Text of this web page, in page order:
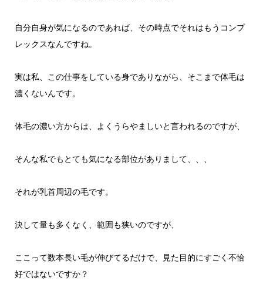
自分自身が気になるのであれば、その時点でそれはもうコンプ
レックスなんですね。
実は私、この仕事をしている身でありながら、そこまで体毛は
濃くないんです。
体毛の濃い方からは、よくうらやましいと言われるのですが、
そんな私でもとても気になる部位がありまして、、、
それが乳首周辺の毛です。
決して量も多くなく、範囲も狭いのですが、
ここって数本長い毛が伸びてるだけで、見た目的にすごく不恰
好ではないですか？